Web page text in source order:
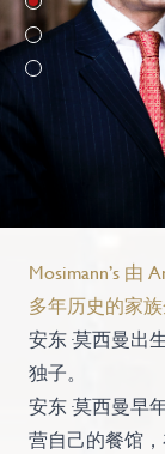
Mosimann’s 由
多年历史的家
安东·莫西曼出
独子。
安东·莫西曼早
营自己的餐馆